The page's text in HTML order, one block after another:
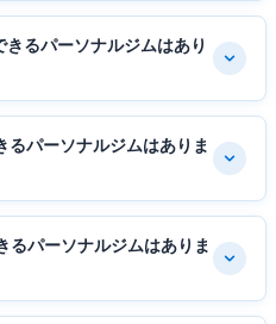
るパーソナルジムはあり
パーソナルジムはありま
るパーソナルジムはありま